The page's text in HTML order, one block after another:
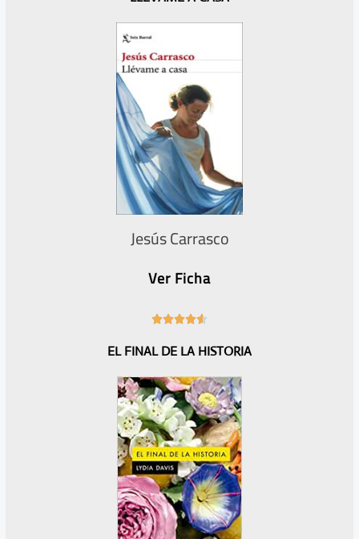
Jesús Carrasco
Ver Ficha

6
5
EL FINAL DE LA HISTORIA